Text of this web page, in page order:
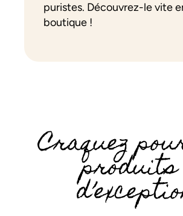
Craquez
produits
puristes. Découvrez-le vite
boutique !